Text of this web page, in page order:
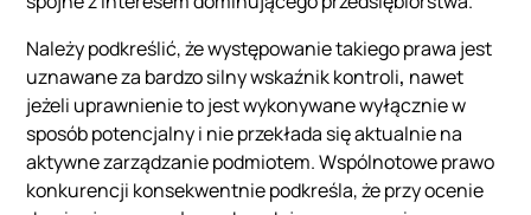
Należy podkreślić, że występowanie takiego prawa jest
uznawane za bardzo silny wskaźnik kontroli, nawet
jeżeli uprawnienie to jest wykonywane wyłącznie w
sposób potencjalny i nie przekłada się aktualnie na
aktywne zarządzanie podmiotem. Wspólnotowe prawo
konkurencji konsekwentnie podkreśla, że przy ocenie